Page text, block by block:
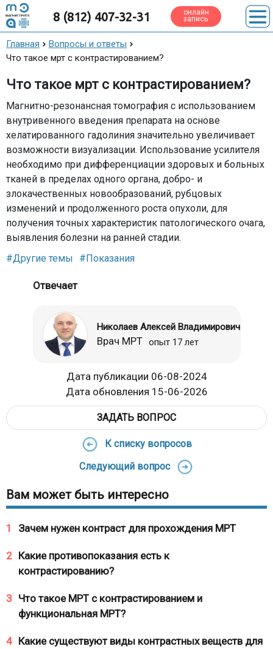
8 (812) 407-32-31 онлайн
запись
Главная
Вопросы и ответы
Что такое мрт с контрастированием?
Что такое мрт с контрастированием?
Магнитно-резонансная томография с использованием
внутривенного введения препарата на основе
хелатированного гадолиния значительно увеличивает
возможности визуализации. Использование усилителя
необходимо при дифференциации здоровых и больных
тканей в пределах одного органа, добро- и
злокачественных новообразований, рубцовых
изменений и продолженного роста опухоли, для
получения точных характеристик патологического очага,
выявления болезни на ранней стадии.
#Другие темы
#Показания
Отвечает
Николаев Алексей Владимирович
Врач МРТ опыт 17 лет
Дата публикации 06-08-2024
Дата обновления 15-06-2026
ЗАДАТЬ ВОПРОС
К списку вопросов
Следующий вопрос
Вам может быть интересно
1 Зачем нужен контраст для прохождения МРТ
2 Какие противопоказания есть к
контрастированию?
3 Что такое МРТ с контрастированием и
функциональная МРТ?
4 Какие существуют виды контрастных веществ для